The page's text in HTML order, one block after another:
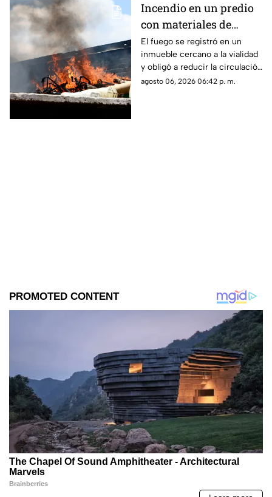
Incendio en un predio
con materiales de
reciclaje provoca
afectaciones sobre la
carretera 57
El fuego se registró en un
inmueble cercano a la vialidad
y obligó a reducir la circulación
mientras continúan las
agosto 06, 2026 06:42 p. m.